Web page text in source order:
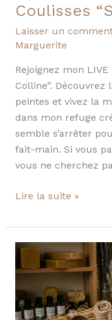
Coulisses
Laisser un
Marguerite
Rejoignez mon
Colline”.
peintes et vivez la
dans mon refuge
semble s’arrêter
fait-main. Si vous
vous ne cherchez
Lire la suite »
Sous
la
:
L’Art